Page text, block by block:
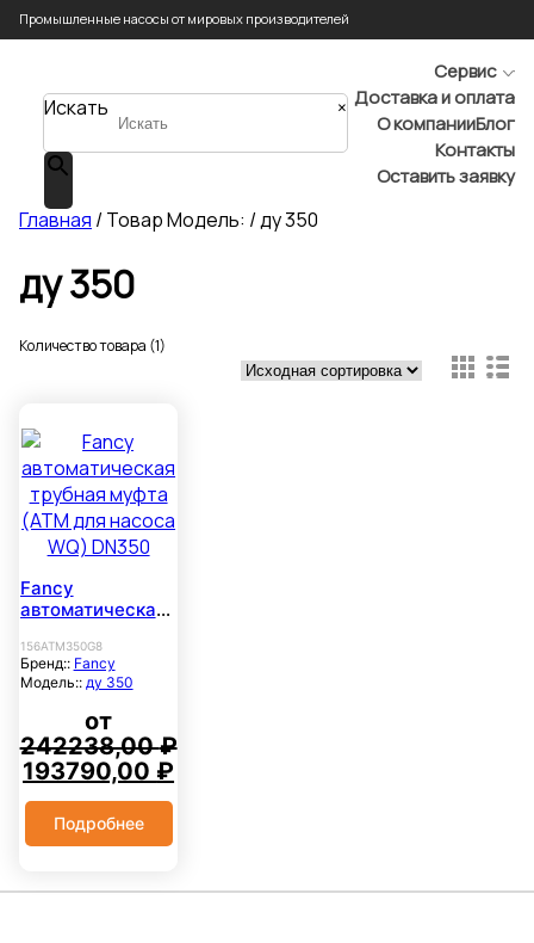
Промышленные насосы от мировых производителей
Искать ×
Сервис
Доставка и оплата
О компанииБлог
Контакты
Оставить заявку
Главная / Товар Модель: / ду 350
ду 350
Количество товара (1)
Fancy
автоматическая
(АТМ для насоса
WQ) DN350
156АТМ350G8
Бренд:: Fancy
Модель:: ду 350
от
242238,00₽
Первоначальная
цена
составляла
242238,00 ₽.
193790,00 ₽
Подробнее